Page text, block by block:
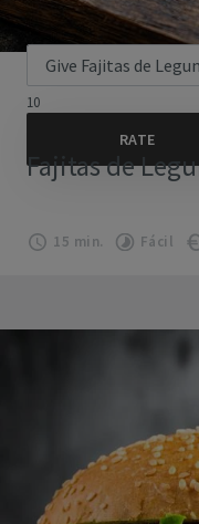
10
Fajitas de
15 min. Fácil